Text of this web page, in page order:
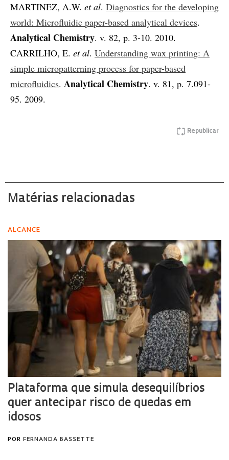
MARTINEZ, A.W. et al. Diagnostics for the developing
world: Microfluidic paper-based analytical devices.
Analytical Chemistry. v. 82, p. 3-10. 2010.
CARRILHO, E. et al. Understanding wax printing: A
simple micropatterning process for paper-based
microfluidics. Analytical Chemistry. v. 81, p. 7.091-
95. 2009.
Republicar